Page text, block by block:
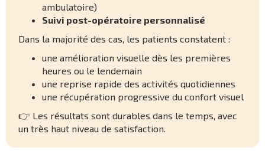
ambulatoire)
Suivi post-opératoire personnalisé
Dans la majorité des cas, les patients constatent :
une amélioration visuelle dès les premières
heures ou le lendemain
une reprise rapide des activités quotidiennes
une récupération progressive du confort visuel
👉 Les résultats sont durables dans le temps, avec
un très haut niveau de satisfaction.